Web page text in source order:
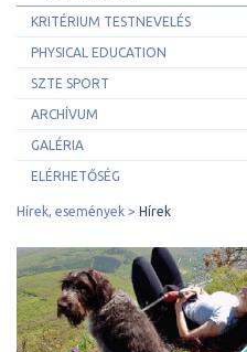
KRITÉRIUM TESTNEVELÉS
PHYSICAL EDUCATION
SZTE SPORT
ARCHÍVUM
GALÉRIA
ELÉRHETŐSÉG
Hírek, események Hírek